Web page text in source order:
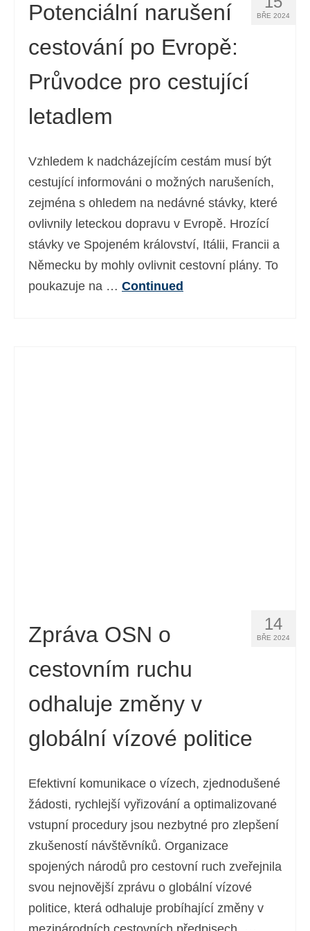
BŘE 2024
Potenciální narušení
cestování po Evropě:
Průvodce pro cestující
letadlem
Vzhledem k nadcházejícím cestám musí být
cestující informováni o možných narušeních,
zejména s ohledem na nedávné stávky, které
ovlivnily leteckou dopravu v Evropě. Hrozící
stávky ve Spojeném království, Itálii, Francii a
Německu by mohly ovlivnit cestovní plány. To
poukazuje na … Continued
14
BŘE 2024
Zpráva OSN o
cestovním ruchu
odhaluje změny v
globální vízové politice
Efektivní komunikace o vízech, zjednodušené
žádosti, rychlejší vyřizování a optimalizované
vstupní procedury jsou nezbytné pro zlepšení
zkušeností návštěvníků. Organizace
spojených národů pro cestovní ruch zveřejnila
svou nejnovější zprávu o globální vízové
politice, která odhaluje probíhající změny v